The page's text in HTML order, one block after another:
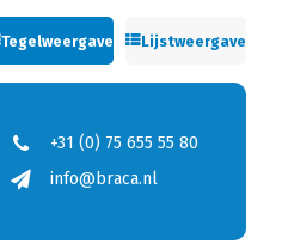
Tegelweergave Lijstweergave
+31 (0) 75 655 55 80
info@braca.nl